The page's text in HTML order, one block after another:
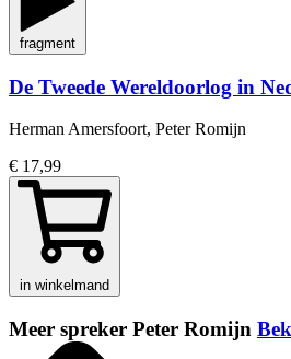
fragment
De Tweede Wereldoorlog in
Herman Amersfoort, Peter Romijn
€ 17,99
in winkelmand
Meer spreker Peter Romijn